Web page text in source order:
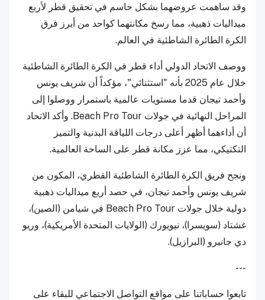
وقد ساهمت عروضهما بشكل حاسم في تحقيق قطر لأربع
ميداليات ذهبية، مما رسخ مكانتهما كواحد من أبرز فرق
الكرة الطائرة الشاطئية في العالم.
ووصف الاتحاد الدولي أداء قطر في الكرة الطائرة الشاطئية
خلال عام 2025 بأنه "استثنائي"، مؤكداً أن شريف يونس
وأحمد تيجان قدما مستويات عالمية باستمرار ووصلوا إلى
المراحل النهائية في جولات Beach Pro Tour. وأكد الاتحاد
أن أداءهما أظهر أعلى درجات اللياقة البدنية والتميز
التكتيكي، مما عزز مكانة قطر على الساحة العالمية.
ونجح فريق الكرة الطائرة الشاطئية القطري، المكون من
شريف يونس وأحمد تيجان، في حصد أربع ميداليات ذهبية
دولية خلال جولات Beach Pro Tour في شيامن (الصين)،
غشتاد (سويسرا)، نيويورك (الولايات المتحدة الأمريكية)، وريو
دي جانيرو (البرازيل).
---
تابعوا حساباتنا على مواقع التواصل الاجتماعي للبقاء على